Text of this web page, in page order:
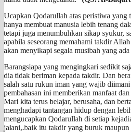
Ucapkan Qodarullah atas peristiwa
hanya membuat manusia lebih tenang
tetapi juga menumbuhkan sikap syukur,
apabila seseorang memahami takdir
akan menyikapi segala musibah yang
Barangsiapa yang mengingkari sedikit
dia tidak beriman kepada takdir. Dan
salah satu rukun iman yang wajib diimani
pembahasan ini memberikan manfaat
Mari kita terus belajar, berusaha, dan
menghadapi tantangan hidup dengan
mengucapkan Qodarullah di setiap
jalani,.baik itu takdir yang buruk